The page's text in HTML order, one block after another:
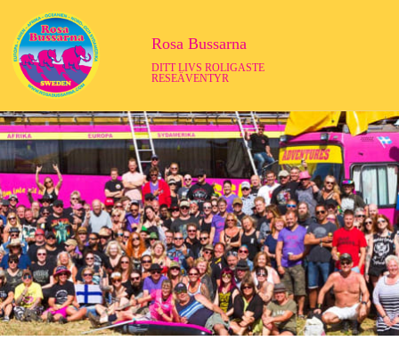
Rosa Bussarna
DITT LIVS ROLIGASTE
RESEÄVENTYR